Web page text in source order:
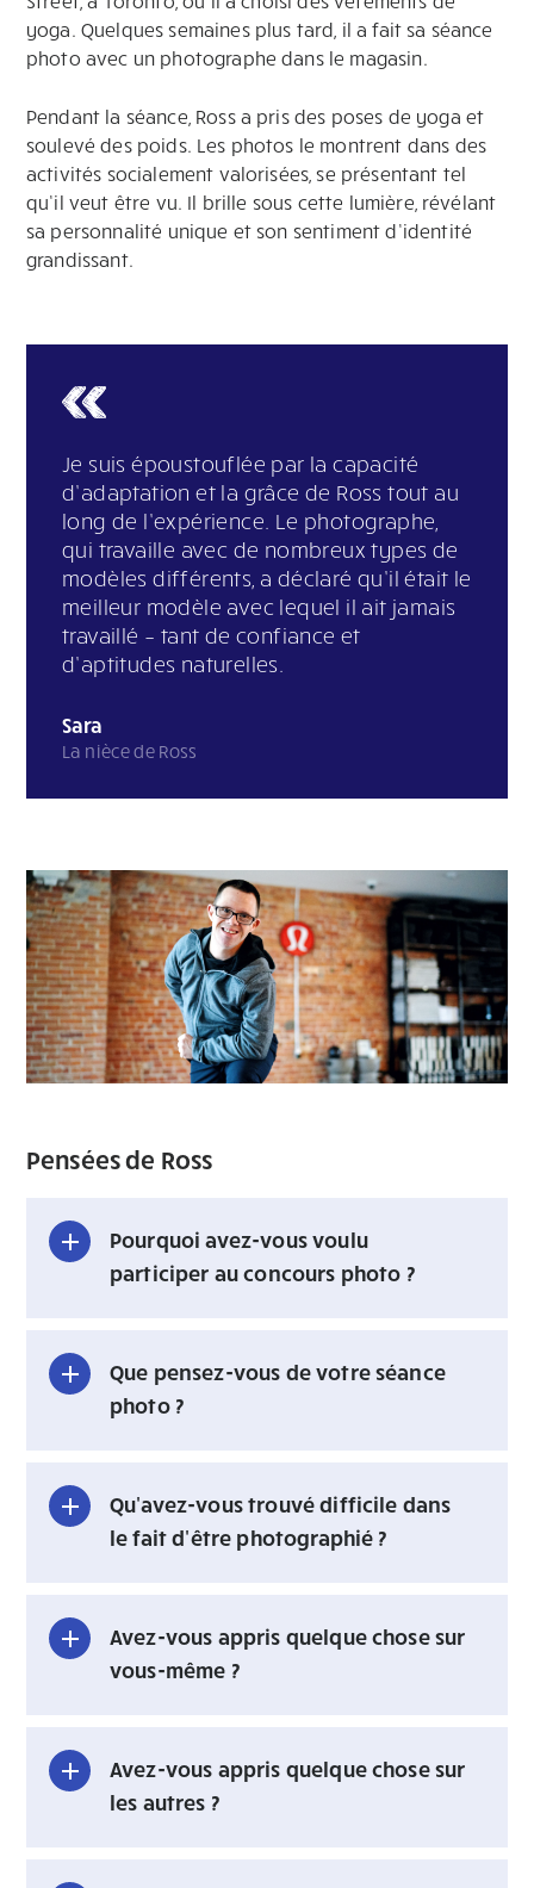
yoga. Quelques semaines plus tard, il a fait sa séance
photo avec un photographe dans le magasin.
Pendant la séance, Ross a pris des poses de yoga et
soulevé des poids. Les photos le montrent dans des
activités socialement valorisées, se présentant tel
qu’il veut être vu. Il brille sous cette lumière, révélant
sa personnalité unique et son sentiment d’identité
grandissant.
Je suis époustouflée par la capacité
d’adaptation et la grâce de Ross tout au
long de l’expérience. Le photographe,
qui travaille avec de nombreux types de
modèles différents, a déclaré qu’il était le
meilleur modèle avec lequel il ait jamais
travaillé – tant de confiance et
d’aptitudes naturelles.
Sara
La nièce de Ross
Pensées de Ross
Pourquoi avez-vous voulu
participer au concours photo ?
Que pensez-vous de votre séance
photo ?
Qu'avez-vous trouvé difficile dans
le fait d'être photographié ?
Avez-vous appris quelque chose sur
vous-même ?
Avez-vous appris quelque chose sur
les autres ?